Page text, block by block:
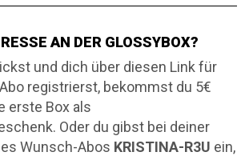
AN DER GLOSSYBOX?
und dich über diesen Link für
registrierst, bekommst du 5€
erste Box als
Oder du gibst bei deiner
Wunsch-Abos KRISTINA-R3U ein,